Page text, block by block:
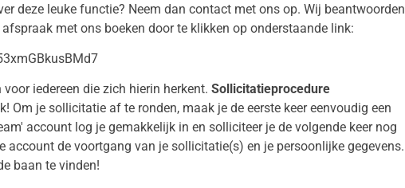
deze leuke functie? Neem dan contact met ons op. Wij beantwoorden
met ons boeken door te klikken op onderstaande link:
iedereen die zich hierin herkent. Sollicitatieprocedure
Om je sollicitatie af te ronden, maak je de eerste keer eenvoudig een
account log je gemakkelijk in en solliciteer je de volgende keer nog
account de voortgang van je sollicitatie(s) en je persoonlijke gegevens.
baan te vinden!